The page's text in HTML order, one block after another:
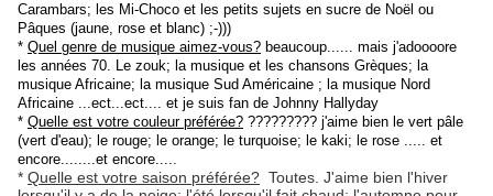
Carambars; les Mi-Choco et les petits sujets en sucre de Noël ou
Pâques (jaune, rose et blanc) ;-)))
* Quel genre de musique aimez-vous? beaucoup...... mais j'adoooore
les années 70. Le zouk; la musique et les chansons Grèques; la
musique Africaine; la musique Sud Américaine ; la musique Nord
Africaine ...ect...ect.... et je suis fan de Johnny Hallyday
* Quelle est votre couleur préférée? ????????? j'aime bien le vert pâle
(vert d'eau); le rouge; le orange; le turquoise; le kaki; le rose ..... et
encore........et encore....
* Quelle est votre saison préférée? Toutes. J'aime bien l'hiver